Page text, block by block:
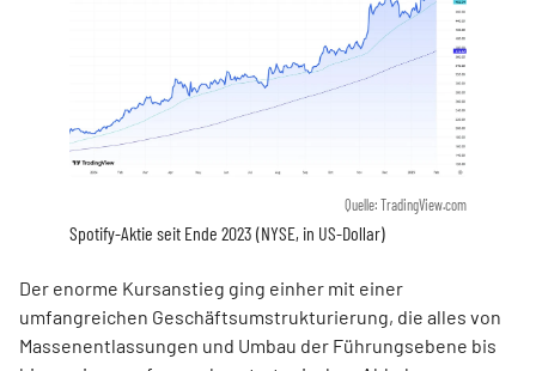
Quelle: TradingView.com
Spotify-Aktie seit Ende 2023 (NYSE, in US-Dollar)
Der enorme Kursanstieg ging einher mit einer
umfangreichen Geschäftsumstrukturierung, die alles von
Massenentlassungen und Umbau der Führungsebene bis